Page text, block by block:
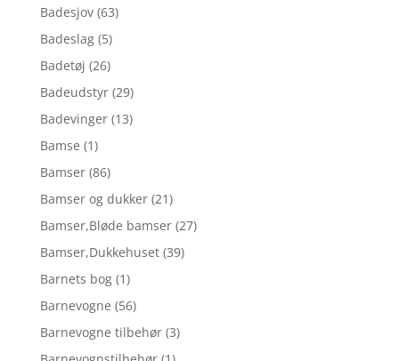
Badesjov (63)
Badeslag (5)
Badetøj (26)
Badeudstyr (29)
Badevinger (13)
Bamse (1)
Bamser (86)
Bamser og dukker (21)
Bamser,Bløde bamser (27)
Bamser,Dukkehuset (39)
Barnets bog (1)
Barnevogne (56)
Barnevogne tilbehør (3)